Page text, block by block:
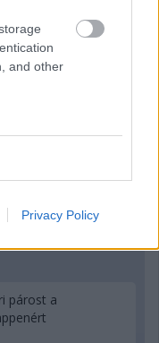
and other
Privacy Policy
párost a